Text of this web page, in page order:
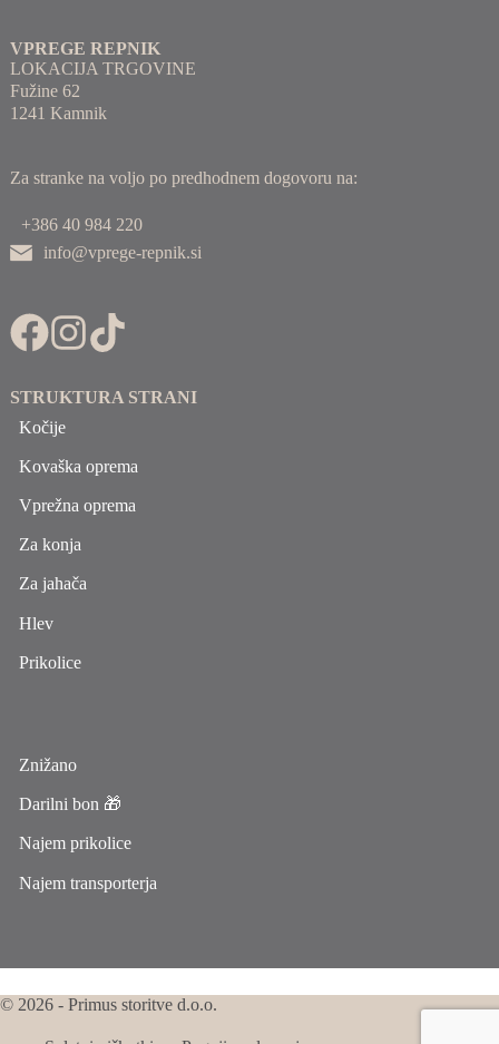
VPREGE REPNIK
LOKACIJA TRGOVINE
Fužine 62
1241 Kamnik
Za stranke na voljo po predhodnem dogovoru na:
+386 40 984 220
info@vprege-repnik.si
STRUKTURA STRANI
Kočije
Kovaška oprema
Vprežna oprema
Za konja
Za jahača
Hlev
Prikolice
Znižano
Darilni bon 🎁
Najem prikolice
Najem transporterja
© 2026 - Primus storitve d.o.o.